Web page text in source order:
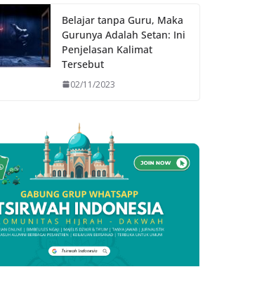
Belajar tanpa Guru, Maka
Gurunya Adalah Setan: Ini
Penjelasan Kalimat
Tersebut
02/11/2023